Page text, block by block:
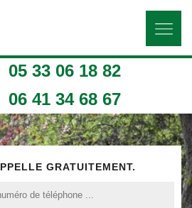
05 33 06 18 82
06 41 34 68 67
GRATUITEMENT.